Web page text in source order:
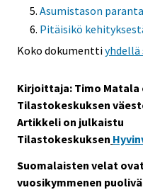
Asumistason
Pitäisikö
Koko dokumenttiyhdellä
Kirjoittaja: Timo Matala
Tilastokeskuksen
Artikkeli on julkaistu
Tilastokeskuksen
Suomalaisten velat
vuosikymmenen